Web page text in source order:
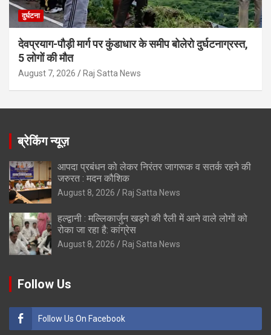
दुर्घटना
देवप्रयाग-पौड़ी मार्ग पर कुंडाधार के समीप बोलेरो दुर्घटनाग्रस्त,
5 लोगों की मौत
August 7, 2026 Raj Satta News
ब्रेकिंग न्यूज़
आपदा प्रबंधन को लेकर निरंतर जागरूक व सतर्क रहने की
जरुरत : मदन कौशिक
August 8, 2026 Raj Satta News
हल्द्वानी : मल्लिकार्जुन खड़गे की रैली में आने वाले लोगों को
रोका जा रहा है: कांग्रेस
August 8, 2026 Raj Satta News
Follow Us
Follow Us On Facebook